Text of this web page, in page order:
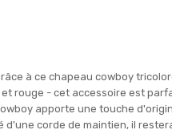
à ce chapeau cowboy
rouge - cet accessoire est
apporte une touche
corde de maintien, il